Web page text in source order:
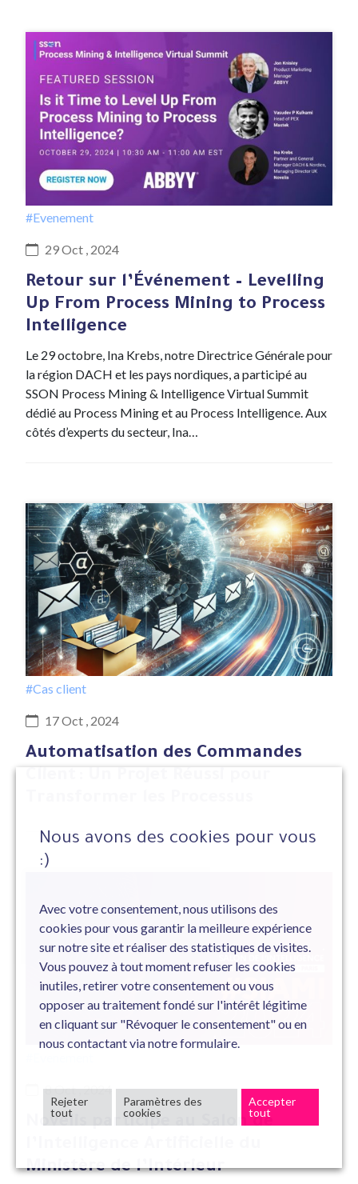
#Evenement
29 Oct , 2024
Retour sur l’Événement – Levelling
Up From Process Mining to Process
Intelligence
Le 29 octobre, Ina Krebs, notre Directrice Générale pour
la région DACH et les pays nordiques, a participé au
SSON Process Mining & Intelligence Virtual Summit
dédié au Process Mining et au Process Intelligence. Aux
côtés d’experts du secteur, Ina…
#Cas client
17 Oct , 2024
Automatisation des Commandes
8 Oct , 2024
Novelis participe au Salon de
Ministère de l’Intérieur
Nous avons des cookies pour vous
:)
Avec votre consentement, nous utilisons des
cookies pour vous garantir la meilleure expérience
sur notre site et réaliser des statistiques de visites.
Vous pouvez à tout moment refuser les cookies
inutiles, retirer votre consentement ou vous
opposer au traitement fondé sur l'intérêt légitime
en cliquant sur "Révoquer le consentement" ou en
nous contactant via notre formulaire.
Rejeter
tout
Paramètres des
cookies
Accepter
tout